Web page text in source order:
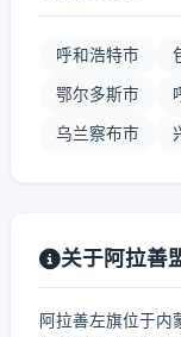
呼和浩特市
鄂尔多斯市
乌兰察布市
关于阿拉善
阿拉善左旗位于内